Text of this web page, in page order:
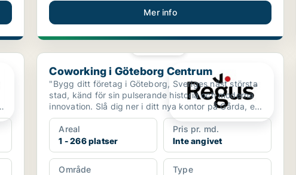
Mer info
Coworking i Göteborg Centrum
Coworking i Göteborg Centrum
"Bygg ditt företag i Göteborg, Sveriges näst största
stad, känd för sin pulserande historia och moderna
innovation. Slå dig ner i ditt nya kontor på Gårda, e...
Areal
1 - 266 platser
Pris pr. md.
Inte angivet
Område
Type